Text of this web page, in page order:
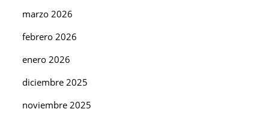
marzo 2026
febrero 2026
enero 2026
diciembre 2025
noviembre 2025